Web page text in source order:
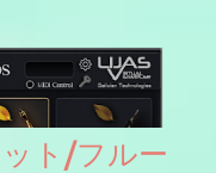
ット/フルー